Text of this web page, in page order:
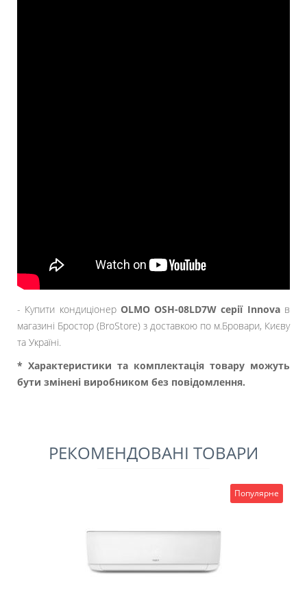
- Купити кондиціонер OLMO OSH-08LD7W серії Innovaв
магазині Бростор (BroStore) з доставкою по м.Бровари, Києву
та Україні.
* Характеристики та комплектація товару можуть
бути змінені виробником без повідомлення.​
РЕКОМЕНДОВАНІ ТОВАРИ
Популярне